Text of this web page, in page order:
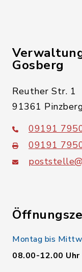
Gosberg
Reuther Str. 1
91361
09191
09191
Montag bis
08.00-12.00 Uhr